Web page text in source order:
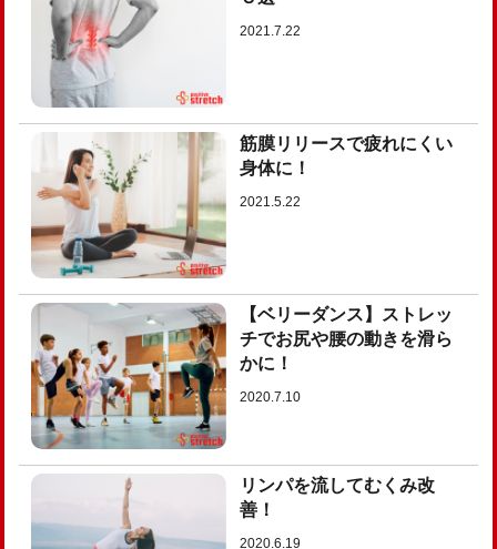
2021.7.22
筋膜リリースで疲れにくい
身体に！
2021.5.22
【ベリーダンス】ストレッ
チでお尻や腰の動きを滑ら
かに！
2020.7.10
リンパを流してむくみ改
善！
2020.6.19